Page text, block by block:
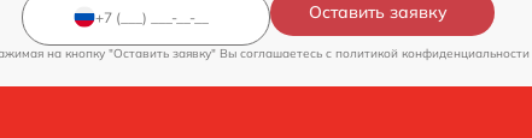
Оставить заявку
на кнопку "Оставить заявку" Вы соглашаетесь c политикой конфиденциальности